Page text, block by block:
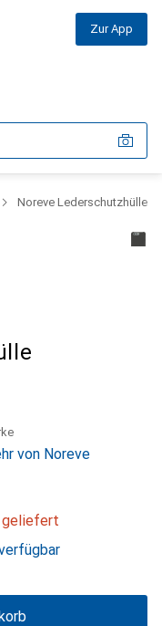
Zur App
Noreve Lederschutzhülle
von Noreve
geliefert